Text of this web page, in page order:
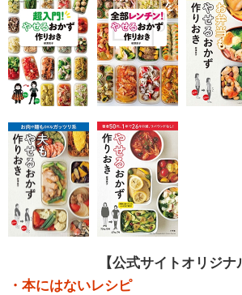
【公式サイトオリジナ
・本にはないレシピ